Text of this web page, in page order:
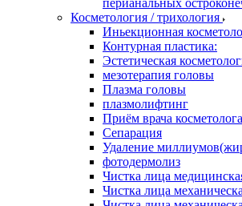
перианальных
Косметология / трихология
Иньекционная
Контурная пластика:
Эстетическая
мезотерапия головы
Плазма головы
плазмолифтинг
Приём врача косметолога
Сепарация
Удаление
фотодермолиз
Чистка лица
Чистка лица